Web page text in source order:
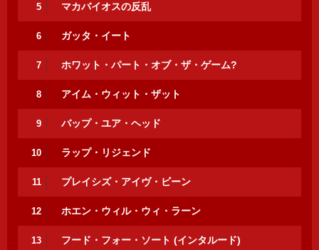
5 マカバイオスの反乱
6 ガッタ・イート
7 ホワット・パート・オブ・ザ・ゲーム?
8 アイム・ウィット・ザット
9 バップ・ユア・ヘッド
10 ラップ・リジェンド
11 プレイシズ・アイヴ・ビーン
12 ホエン・ウィル・ウィ・ラーン
13 フード・フォー・ソート (インタルード)